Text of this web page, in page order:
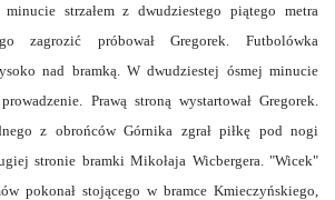
strzałem z dwudziestego piątego metra
zagrozić próbował Gregorek. Futbolówka
nad bramką. W dwudziestej ósmej minucie
Prawą stroną wystartował Gregorek.
z obrońców Górnika zgrał piłkę pod nogi
stronie bramki Mikołaja Wicbergera. "Wicek"
pokonał stojącego w bramce Kmieczyńskiego,